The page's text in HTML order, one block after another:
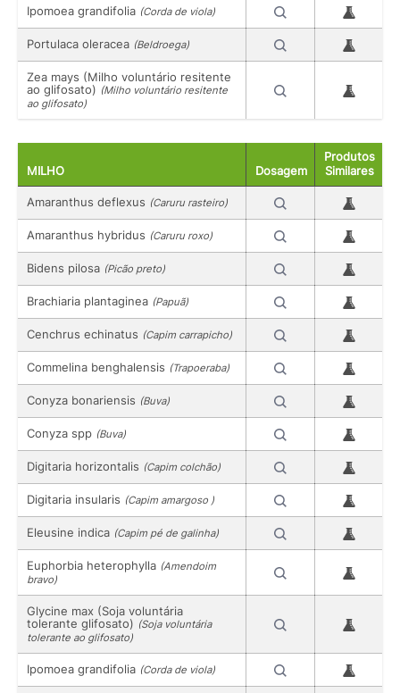
Ipomoea grandifolia (Corda de viola)
Portulaca oleracea (Beldroega)
Zea mays (Milho voluntário resitente
ao glifosato) (Milho voluntário resitente
ao glifosato)
MILHO Dosagem
Produtos
Similares
Amaranthus deflexus (Caruru rasteiro)
Amaranthus hybridus (Caruru roxo)
Bidens pilosa (Picão preto)
Brachiaria plantaginea (Papuã)
Cenchrus echinatus (Capim carrapicho)
Commelina benghalensis (Trapoeraba)
Conyza bonariensis (Buva)
Conyza spp (Buva)
Digitaria horizontalis (Capim colchão)
Digitaria insularis (Capim amargoso )
Eleusine indica (Capim pé de galinha)
Euphorbia heterophylla (Amendoim
bravo)
Glycine max (Soja voluntária
tolerante glifosato) (Soja voluntária
tolerante ao glifosato)
Ipomoea grandifolia (Corda de viola)